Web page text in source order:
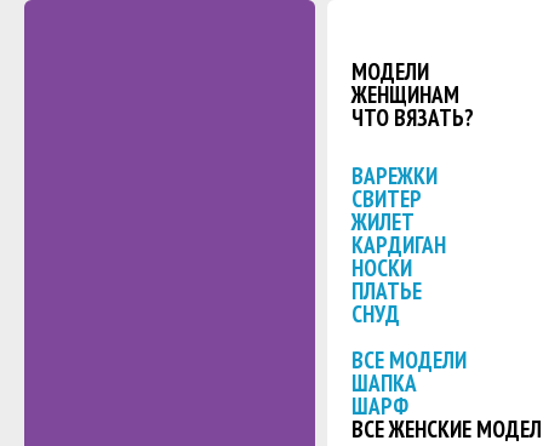
МОДЕЛИ
ЖЕНЩИНАМ
ЧТО ВЯЗАТЬ?
ВАРЕЖКИ
СВИТЕР
ЖИЛЕТ
КАРДИГАН
НОСКИ
ПЛАТЬЕ
СНУД
ВСЕ МОДЕЛИ
ШАПКА
ШАРФ
ВСЕ ЖЕНСКИЕ